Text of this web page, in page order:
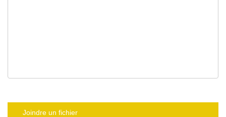
Joindre un fichier